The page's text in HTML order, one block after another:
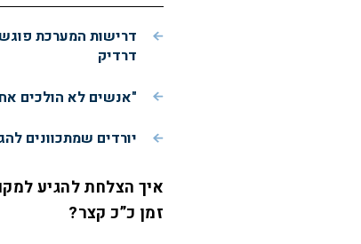
דרישות המערכת
דרדיק
"אנשים לא הולכים
יורדים שמתכוונים
איך הצלחת להגיע
זמן כ”כ קצר?